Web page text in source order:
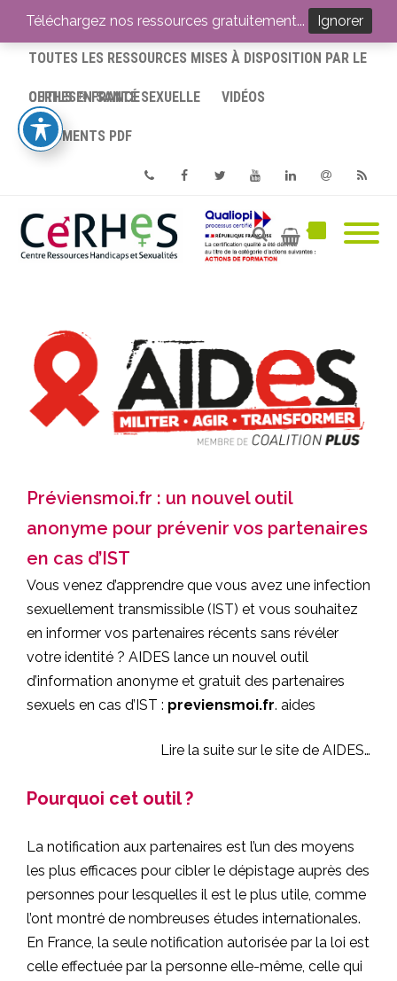
ACCUEIL
TOUTES LES RESSOURCES MISES À DISPOSITION PAR LE
CERHES® FRANCE
OUTILS EN SANTÉ SEXUELLE VIDÉOS
DOCUMENTS PDF
PhoneFacebookTwitterYoutube
Préviensmoi.fr : un nouvel outil
anonyme pour prévenir vos partenaires
en cas d’IST
Vous venez d’apprendre que vous avez une infection
sexuellement transmissible (IST) et vous souhaitez
en informer vos partenaires récents sans révéler
votre identité ? AIDES lance un nouvel outil
d’information anonyme et gratuit des partenaires
sexuels en cas d’IST : previensmoi.fr. aides
Lire la suite sur le site de AIDES…
Pourquoi cet outil ?
La notification aux partenaires est l’un des moyens
les plus efficaces pour cibler le dépistage auprès des
personnes pour lesquelles il est le plus utile, comme
l’ont montré de nombreuses études internationales.
En France, la seule notification autorisée par la loi est
celle effectuée par la personne elle-même, celle qui
Téléchargez nos ressources gratuitement... Ignorer